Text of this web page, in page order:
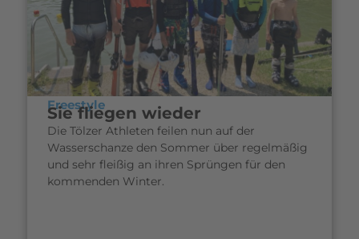
Freestyle
Sie fliegen wieder
Die Tölzer Athleten feilen nun auf der
Wasserschanze den Sommer über regelmäßig
und sehr fleißig an ihren Sprüngen für den
kommenden Winter.